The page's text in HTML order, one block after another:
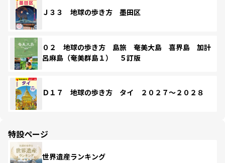
Ｊ３３ 地球の歩き方 墨田区
０２ 地球の歩き方 島旅 奄美大島 喜界島 加計
呂麻島（奄美群島１） ５訂版
Ｄ１７ 地球の歩き方 タイ ２０２７～２０２８
特設ページ
世界遺産ランキング